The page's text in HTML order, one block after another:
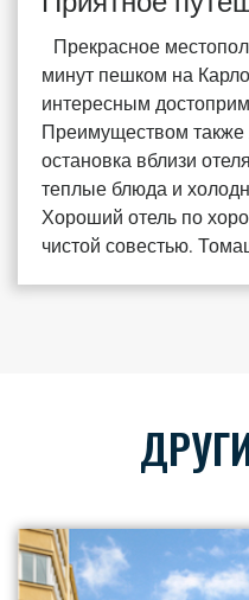
Прекрасное
минут пешком на
интересным
Преимуществом также
остановка вблизи
теплые блюда и
Хороший отель по
чистой совестью.